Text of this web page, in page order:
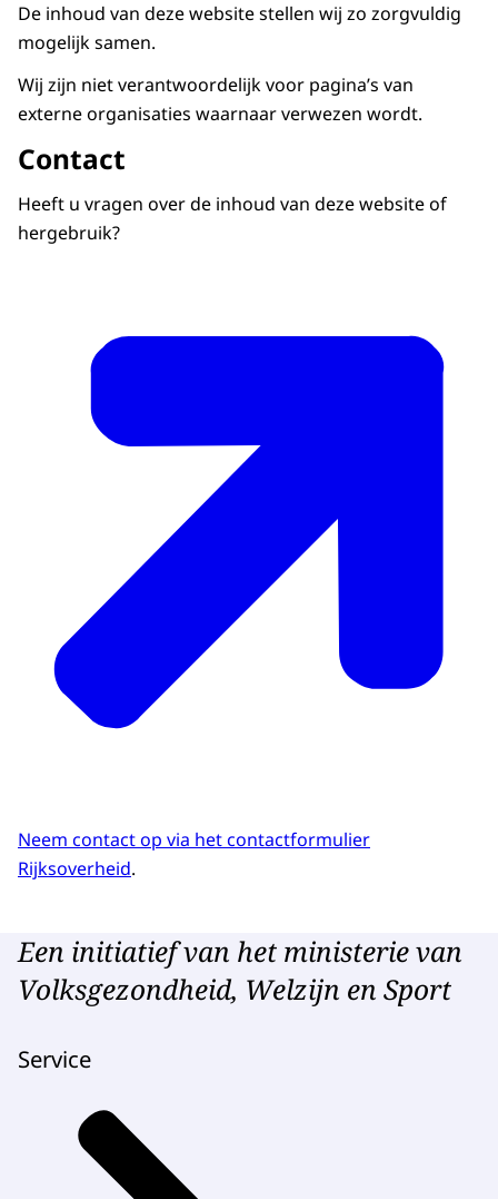
De inhoud van deze website stellen wij zo zorgvuldig
mogelijk samen.
Wij zijn niet verantwoordelijk voor pagina’s van
externe organisaties waarnaar verwezen wordt.
Contact
Heeft u vragen over de inhoud van deze website of
hergebruik?
Neem contact op via het contactformulier
Rijksoverheid.
Een initiatief van het ministerie van
Volksgezondheid, Welzijn en Sport
Service